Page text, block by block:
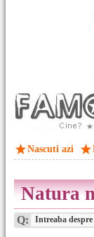
Nascuti azi
Natura
Q: Intreaba